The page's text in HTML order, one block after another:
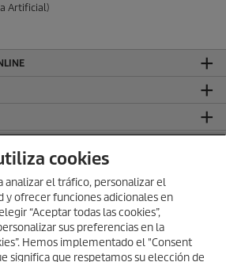
Artificial)
cookies
analizar el tráfico, personalizar el
y ofrecer funciones adicionales en
“Aceptar todas las cookies”,
sus preferencias en la
Hemos implementado el "Consent
significa que respetamos su elección de